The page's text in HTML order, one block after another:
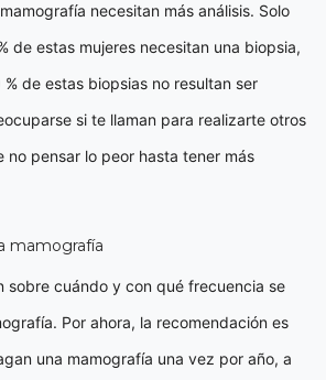
necesitan más análisis. Solo
de estas mujeres necesitan una biopsia,
de estas biopsias no resultan ser
si te llaman para realizarte otros
no pensar lo peor hasta tener más
mamografía
sobre cuándo y con qué frecuencia se
Por ahora, la recomendación es
una mamografía una vez por año, a